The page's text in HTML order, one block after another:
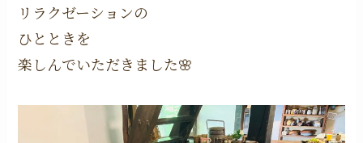
リラクゼーションの
ひとときを
楽しんでいただきました🌸